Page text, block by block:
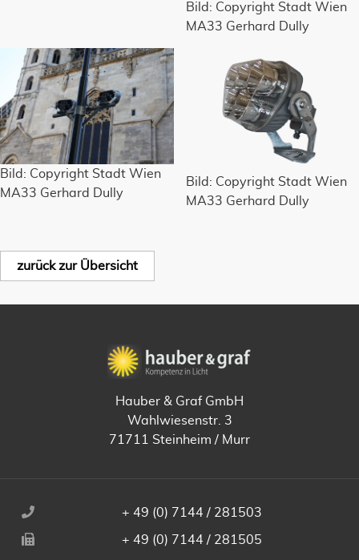
Bild: Copyright Stadt Wien
MA33 Gerhard Dully
Bild: Copyright Stadt Wien
MA33 Gerhard Dully
Bild: Copyright Stadt Wien
MA33 Gerhard Dully
zurück zur Übersicht
Hauber & Graf GmbH
Wahlwiesenstr. 3
71711 Steinheim / Murr
+ 49 (0) 7144 / 281503
+ 49 (0) 7144 / 281505